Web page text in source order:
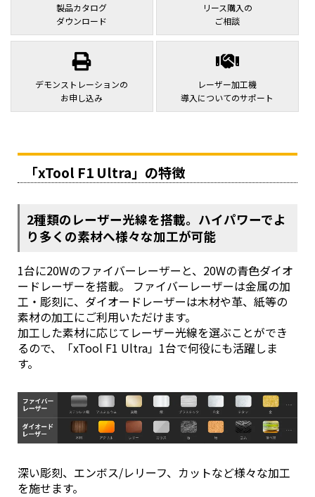
製品カタログ
ダウンロード
リース購入の
ご相談
デモンストレーションの
お申し込み
レーザー加工機
導入についてのサポート
「xTool F1 Ultra」の特徴
2種類のレーザー光線を搭載。ハイパワーでよ
り多くの素材へ様々な加工が可能
1台に20Wのファイバーレーザーと、20Wの青色ダイオ
ードレーザーを搭載。 ファイバーレーザーは金属の加
工・彫刻に、ダイオードレーザーは木材や革、紙等の
素材の加工にご利用いただけます。
加工した素材に応じてレーザー光線を選ぶことができ
るので、「xTool F1 Ultra」1台で何役にも活躍しま
す。
深い彫刻、エンボス/レリーフ、カットなど様々な加工
を施せます。